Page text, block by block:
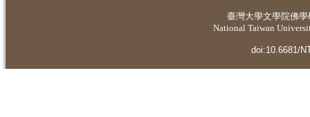
臺灣大學文學院佛
National Taiwan
doi:10.6681/